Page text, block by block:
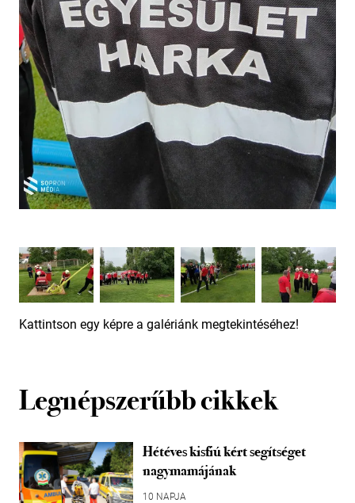
Kattintson egy képre a galériánk megtekintéséhez!
Legnépszerűbb cikkek
Hétéves kisfiú kért segítséget
nagymamájának
10 NAPJA